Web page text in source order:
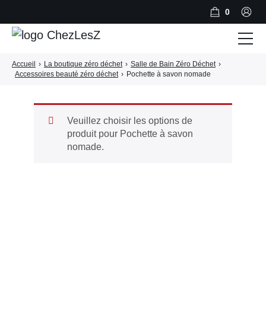
Veuillez choisir les options de
produit pour Pochette à savon
nomade.
Accueil › La boutique zéro déchet › Salle de Bain Zéro Déchet ›
Accessoires beauté zéro déchet › Pochette à savon nomade
0
Salle de Bain Zéro Déchet